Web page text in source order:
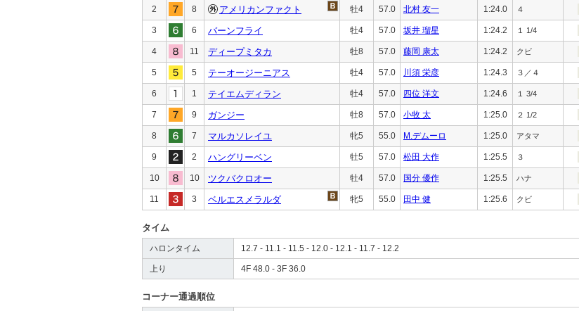
2 8 アメリカンファクト 牡4 57.0 北村 友一 1:24.0 ４
3 6 バーンフライ 牡4 57.0 坂井 瑠星 1:24.2 １ 1/4
4 11 ディープミタカ 牡8 57.0 藤岡 康太 1:24.2 クビ
5 5 テーオージーニアス 牡4 57.0 川須 栄彦 1:24.3 ３／４
6 1 テイエムディラン 牡4 57.0 四位 洋文 1:24.6 １ 3/4
7 9 ガンジー 牡8 57.0 小牧 太 1:25.0 ２ 1/2
8 7 マルカソレイユ 牝5 55.0 M.デムーロ 1:25.0 アタマ
9 2 ハングリーベン 牡5 57.0 松田 大作 1:25.5 ３
10 10 ツクバクロオー 牡4 57.0 国分 優作 1:25.5 ハナ
11 3 ベルエスメラルダ 牝5 55.0 田中 健 1:25.6 クビ
タイム
ハロンタイム 12.7 - 11.1 - 11.5 - 12.0 - 12.1 - 11.7 - 12.2
上り 4F 48.0 - 3F 36.0
コーナー通過順位